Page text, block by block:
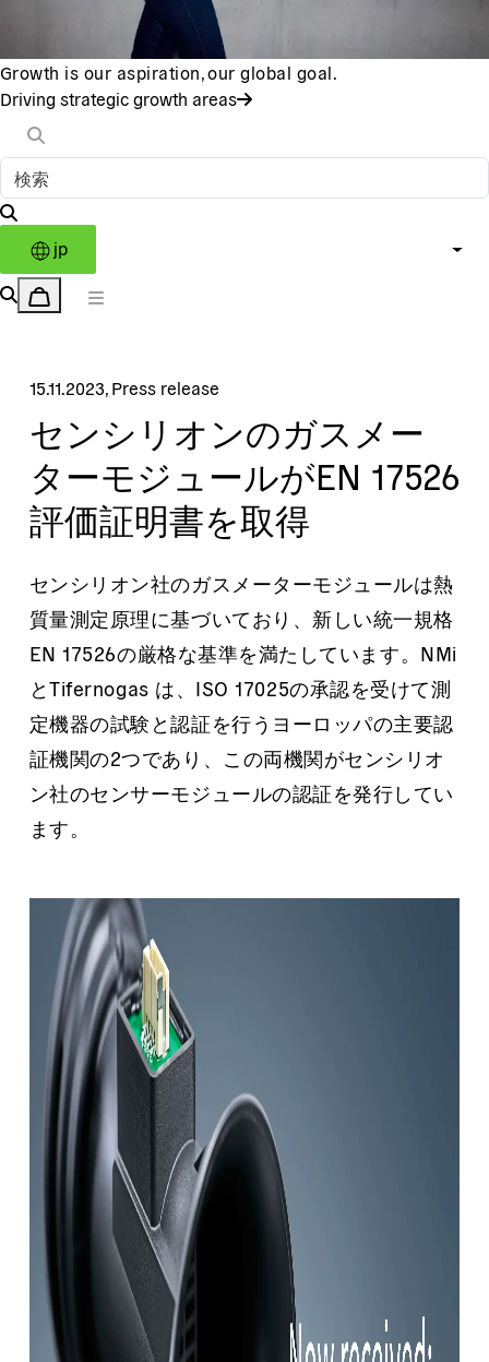
Growth is our aspiration, our global goal.
Driving strategic growth areas
jp
15.11.2023, Press release
センシリオンのガスメー
ターモジュールがEN 17526
評価証明書を取得
センシリオン社のガスメーターモジュールは熱
質量測定原理に基づいており、新しい統一規格
EN 17526の厳格な基準を満たしています。NMi
とTifernogas は、ISO 17025の承認を受けて測
定機器の試験と認証を行うヨーロッパの主要認
証機関の2つであり、この両機関がセンシリオ
ン社のセンサーモジュールの認証を発行してい
ます。